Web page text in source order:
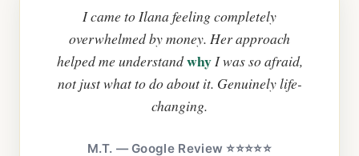
I came to Ilana feeling completely
overwhelmed by money. Her approach
helped me understandwhyI was so afraid,
not just what to do about it. Genuinely life-
changing.
M.T. — Google Review ⭐⭐⭐⭐⭐